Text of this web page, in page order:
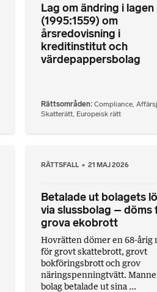
Lag om ändring i lagen
(1995:1559) om
årsredovisning i
kreditinstitut och
värdepappersbolag
Rättsområden Compliance,
Skatterätt, Europeisk rätt
RÄTTSFALL 21 MAJ 2026
Betalade ut bolagets
via slussbolag – döms
grova ekobrott
Hovrätten dömer en 68-årig
för grovt skattebrott, grovt
bokföringsbrott och grov
näringspenningtvätt.
bolag betalade ut sina ...